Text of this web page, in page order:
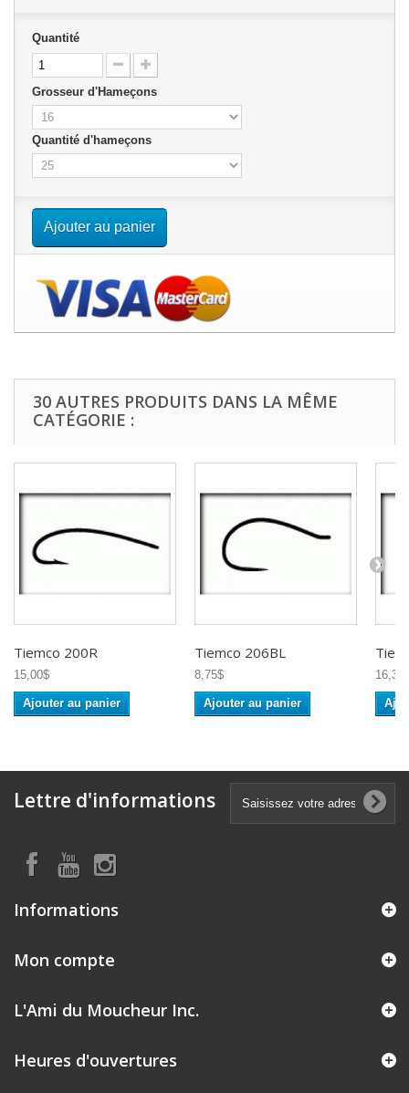
Quantité
Grosseur d'Hameçons
Quantité d'hameçons
Ajouter au panier
30 AUTRES PRODUITS DANS LA MÊME
CATÉGORIE :
Tiemco 200R
15,00$
Ajouter au panier
Tiemco 206BL
8,75$
Ajouter au panier
Lettre d'informations
Informations
Mon compte
L'Ami du Moucheur Inc.
Heures d'ouvertures